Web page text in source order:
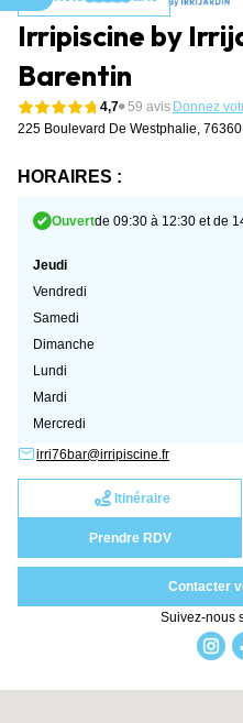
Aller au contenu
Irripiscine by
Barentin
4,7 59 avis Donnez
225 Boulevard De Westphalie,
HORAIRES :
Ouvertde 09:30 à 12:30 et de
Jeudi
Vendredi
Samedi
Dimanche
Lundi
Mardi
Mercredi
irri76bar@irripiscine.fr
Itinéraire
Prendre RDV
Contacter
Suivez-nous